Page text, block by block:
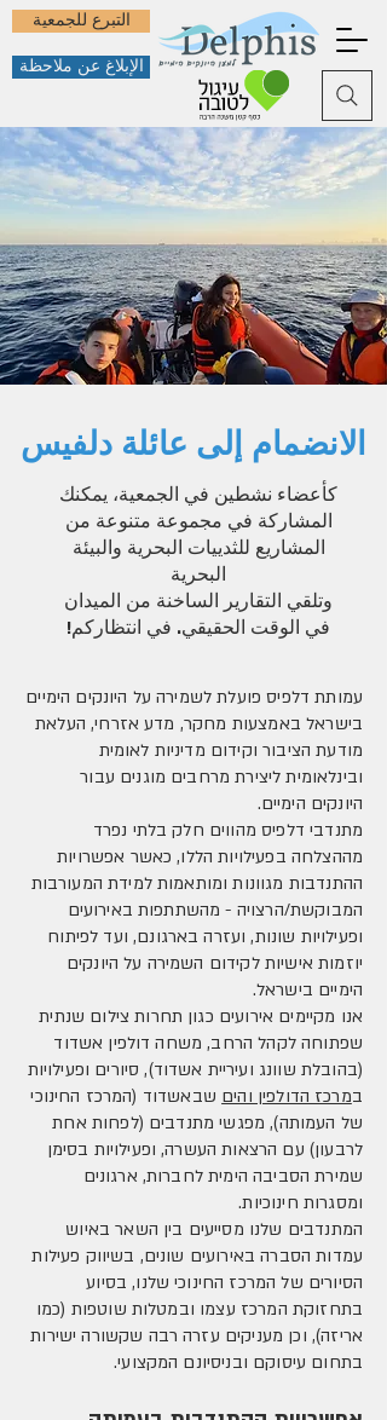
التبرع للجمعية
الإبلاغ عن ملاحظة
الانضمام إلى عائلة دلفيس
كأعضاء نشطين في الجمعية، يمكنك
المشاركة في مجموعة متنوعة من
المشاريع للثدييات البحرية والبيئة
البحرية
وتلقي التقارير الساخنة من الميدان
في الوقت الحقيقي. في انتظاركم!
עמותת דלפיס פועלת לשמירה על היונקים הימיים
בישראל באמצעות מחקר, מדע אזרחי, העלאת
מודעת הציבור וקידום מדיניות לאומית
ובינלאומית ליצירת מרחבים מוגנים עבור
היונקים הימיים.
מתנדבי דלפיס מהווים חלק בלתי נפרד
מההצלחה בפעילויות הללו, כאשר אפשרויות
ההתנדבות מגוונות ומותאמות למידת המעורבות
המבוקשת/הרצויה - מהשתתפות באירועים
ופעילויות שונות, ועזרה בארגונם, ועד לפיתוח
יוזמות אישיות לקידום השמירה על היונקים
הימיים בישראל.
אנו מקיימים אירועים כגון תחרות צילום שנתית
שפתוחה לקהל הרחב, משחה דולפין אשדוד
(בהובלת שוונג ועיריית אשדוד), סיורים ופעילויות
במרכז הדולפין והים שבאשדוד (המרכז החינוכי
של העמותה), מפגשי מתנדבים (לפחות אחת
לרבעון) עם הרצאות העשרה, ופעילויות בסימן
שמירת הסביבה הימית לחברות, ארגונים
ומסגרות חינוכיות.
המתנדבים שלנו מסייעים בין השאר באיוש
עמדות הסברה באירועים שונים, בשיווק פעילות
הסיורים של המרכז החינוכי שלנו, בסיוע
בתחזוקת המרכז עצמו ובמטלות שוטפות (כמו
אריזה), וכן מעניקים עזרה רבה שקשורה ישירות
בתחום עיסוקם ובניסיונם המקצועי.